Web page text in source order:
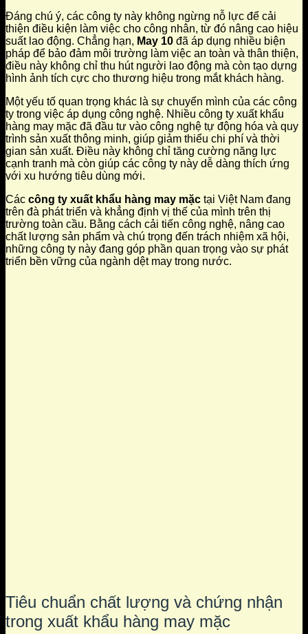
Đáng chú ý, các công ty này không ngừng nỗ lực để cải
thiện điều kiện làm việc cho công nhân, từ đó nâng cao hiệu
suất lao động. Chẳng hạn, May 10 đã áp dụng nhiều biện
pháp để bảo đảm môi trường làm việc an toàn và thân thiện,
điều này không chỉ thu hút người lao động mà còn tạo dựng
hình ảnh tích cực cho thương hiệu trong mắt khách hàng.
Một yếu tố quan trọng khác là sự chuyển mình của các công
ty trong việc áp dụng công nghệ. Nhiều công ty xuất khẩu
hàng may mặc đã đầu tư vào công nghệ tự động hóa và quy
trình sản xuất thông minh, giúp giảm thiểu chi phí và thời
gian sản xuất. Điều này không chỉ tăng cường năng lực
cạnh tranh mà còn giúp các công ty này dễ dàng thích ứng
với xu hướng tiêu dùng mới.
Các công ty xuất khẩu hàng may mặc tại Việt Nam đang
trên đà phát triển và khẳng định vị thế của mình trên thị
trường toàn cầu. Bằng cách cải tiến công nghệ, nâng cao
chất lượng sản phẩm và chú trọng đến trách nhiệm xã hội,
những công ty này đang góp phần quan trọng vào sự phát
triển bền vững của ngành dệt may trong nước.
Tiêu chuẩn chất lượng và chứng nhận
trong xuất khẩu hàng may mặc